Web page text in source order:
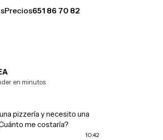
Precios651 86 70 82
en minutos
pizzería y necesito una
me costaría?
10:42